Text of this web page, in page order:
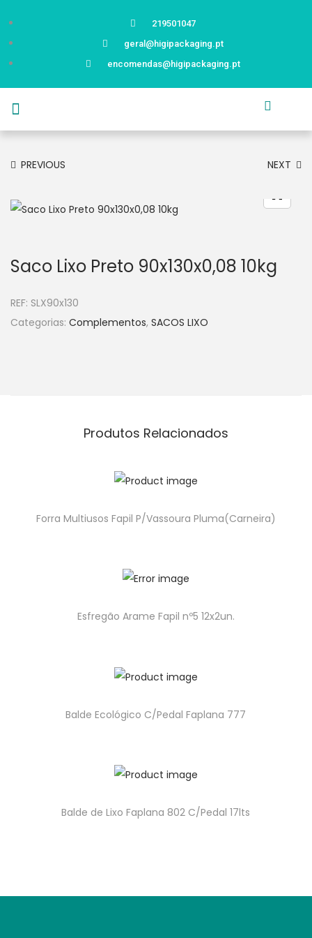
219501047
geral@higipackaging.pt
encomendas@higipackaging.pt
PREVIOUS NEXT
Saco Lixo Preto 90x130x0,08 10kg
REF: SLX90x130
Categorias: Complementos, SACOS LIXO
Produtos Relacionados
Forra Multiusos Fapil P/Vassoura Pluma(Carneira)
Esfregão Arame Fapil nº5 12x2un.
Balde Ecológico C/Pedal Faplana 777
Balde de Lixo Faplana 802 C/Pedal 17lts